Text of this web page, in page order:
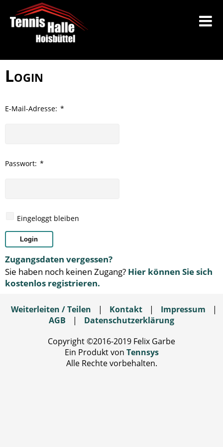
Login
E-Mail-Adresse: *
Passwort: *
Eingeloggt bleiben
Login
Zugangsdaten vergessen?
Sie haben noch keinen Zugang? Hier können Sie sich
kostenlos registrieren.
Weiterleiten / Teilen | Kontakt | Impressum
|
AGB
|
Datenschutzerklärung
Copyright ©2016-2019 Felix Garbe
Ein Produkt von Tennsys
Alle Rechte vorbehalten.